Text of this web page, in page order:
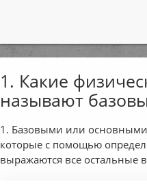
1. Какие
называют
1. Базовыми или
которые с помощью
выражаются все остальные